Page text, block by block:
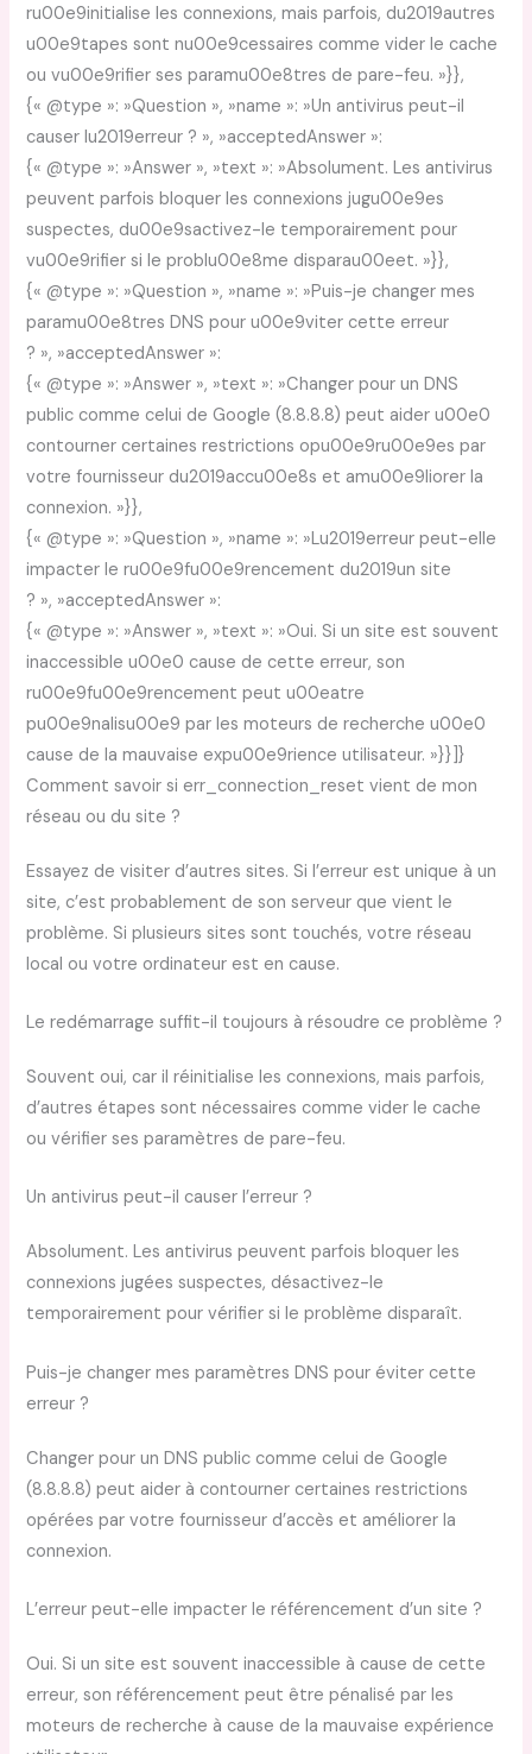
ru00e9initialise les connexions, mais parfois, du2019autres
u00e9tapes sont nu00e9cessaires comme vider le cache
ou vu00e9rifier ses paramu00e8tres de pare-feu. »}},
{« @type »: »Question », »name »: »Un antivirus peut-il
causer lu2019erreur ? », »acceptedAnswer »:
{« @type »: »Answer », »text »: »Absolument. Les antivirus
peuvent parfois bloquer les connexions jugu00e9es
suspectes, du00e9sactivez-le temporairement pour
vu00e9rifier si le problu00e8me disparau00eet. »}},
{« @type »: »Question », »name »: »Puis-je changer mes
paramu00e8tres DNS pour u00e9viter cette erreur
? », »acceptedAnswer »:
{« @type »: »Answer », »text »: »Changer pour un DNS
public comme celui de Google (8.8.8.8) peut aider u00e0
contourner certaines restrictions opu00e9ru00e9es par
votre fournisseur du2019accu00e8s et amu00e9liorer la
connexion. »}},
{« @type »: »Question », »name »: »Lu2019erreur peut-elle
impacter le ru00e9fu00e9rencement du2019un site
? », »acceptedAnswer »:
{« @type »: »Answer », »text »: »Oui. Si un site est souvent
inaccessible u00e0 cause de cette erreur, son
ru00e9fu00e9rencement peut u00eatre
pu00e9nalisu00e9 par les moteurs de recherche u00e0
cause de la mauvaise expu00e9rience utilisateur. »}}]}
Comment savoir si err_connection_reset vient de mon
réseau ou du site ?
Essayez de visiter d’autres sites. Si l’erreur est unique à un
site, c’est probablement de son serveur que vient le
problème. Si plusieurs sites sont touchés, votre réseau
local ou votre ordinateur est en cause.
Le redémarrage suffit-il toujours à résoudre ce problème ?
Souvent oui, car il réinitialise les connexions, mais parfois,
d’autres étapes sont nécessaires comme vider le cache
ou vérifier ses paramètres de pare-feu.
Un antivirus peut-il causer l’erreur ?
Absolument. Les antivirus peuvent parfois bloquer les
connexions jugées suspectes, désactivez-le
temporairement pour vérifier si le problème disparaît.
Puis-je changer mes paramètres DNS pour éviter cette
erreur ?
Changer pour un DNS public comme celui de Google
(8.8.8.8) peut aider à contourner certaines restrictions
opérées par votre fournisseur d’accès et améliorer la
connexion.
L’erreur peut-elle impacter le référencement d’un site ?
Oui. Si un site est souvent inaccessible à cause de cette
erreur, son référencement peut être pénalisé par les
moteurs de recherche à cause de la mauvaise expérience